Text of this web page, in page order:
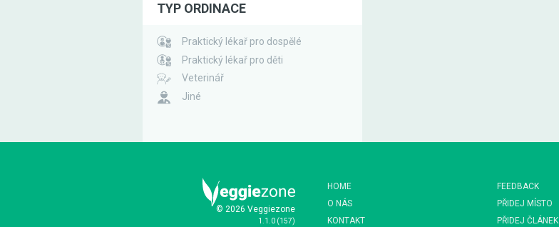
TYP ORDINACE
Praktický lékař pro dospělé
Praktický lékař pro děti
Veterinář
Jiné
© 2026 Veggiezone
1.1.0(157)
HOME
O NÁS
KONTAKT
FEEDBACK
PŘIDEJ MÍSTO
PŘIDEJ ČLÁNEK